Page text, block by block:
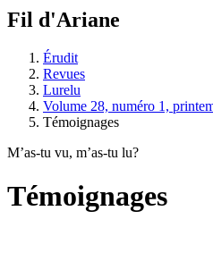
Fil d'Ariane
Érudit
Revues
Lurelu
Volume 28, numéro 1,
Témoignages
M’as-tu vu, m’as-tu lu?
Témoignages